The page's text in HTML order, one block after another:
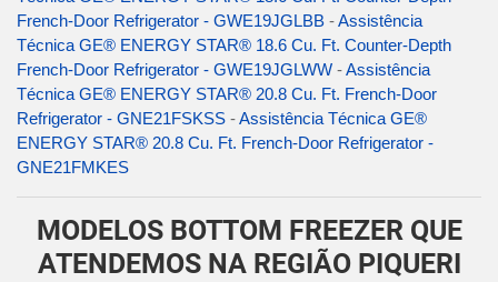
French-Door Refrigerator - GWE19JGLBB -Assistência
Técnica GE® ENERGY STAR® 18.6 Cu. Ft. Counter-Depth
French-Door Refrigerator - GWE19JGLWW -Assistência
Técnica GE® ENERGY STAR® 20.8 Cu. Ft. French-Door
Refrigerator - GNE21FSKSS -Assistência Técnica GE®
ENERGY STAR® 20.8 Cu. Ft. French-Door Refrigerator -
GNE21FMKES
MODELOS BOTTOM FREEZER QUE
ATENDEMOS NA REGIÃO PIQUERI